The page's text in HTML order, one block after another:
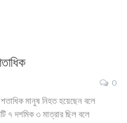
0
মানুষ নিহত হয়েছেন বলে
৭ দশমিক ৩ মাত্রার ছিল বলে